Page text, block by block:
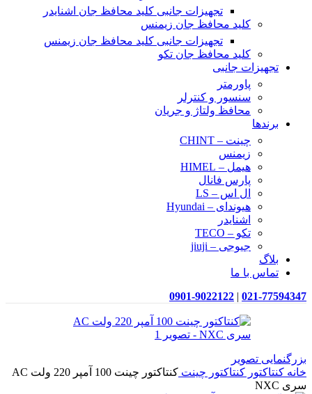
تجهیزات جانبی کلید محافظ جان اشنایدر
کلید محافظ جان زیمنس
تجهیزات جانبی کلید محافظ جان زیمنس
کلید محافظ جان تکو
تجهیزات جانبی
پاورمتر
سنسور و کنترلر
محافظ ولتاژ و‌ جریان
برندها
چینت – CHINT
زیمنس
هیمل – HIMEL
پارس فانال
ال اس – LS
هیوندای – Hyundai
اشنایدر
تکو – TECO
جیوجی – jiuji
بلاگ
تماس با ما
021-77594347
|
0901-9022122
بزرگنمایی تصویر
خانه کنتاکتور کنتاکتور چینت
کنتاکتور چینت 100 آمپر 220 ولت AC
سری NXC